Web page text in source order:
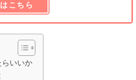
こちら
らいいか